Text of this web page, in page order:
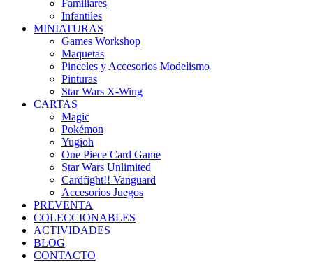
Familiares
Infantiles
MINIATURAS
Games Workshop
Maquetas
Pinceles y Accesorios Modelismo
Pinturas
Star Wars X-Wing
CARTAS
Magic
Pokémon
Yugioh
One Piece Card Game
Star Wars Unlimited
Cardfight!! Vanguard
Accesorios Juegos
PREVENTA
COLECCIONABLES
ACTIVIDADES
BLOG
CONTACTO